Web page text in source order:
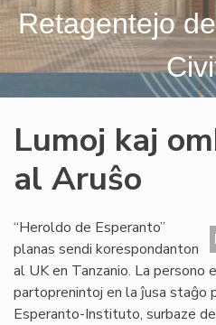
Retagentejo
Lumoj kaj
al Aruŝo
“Heroldo de Esperanto”
planas sendi korespondanton
al UK en Tanzanio. La
partoprenintoj en la ĵusa staĝo
Esperanto-Instituto, surbaze